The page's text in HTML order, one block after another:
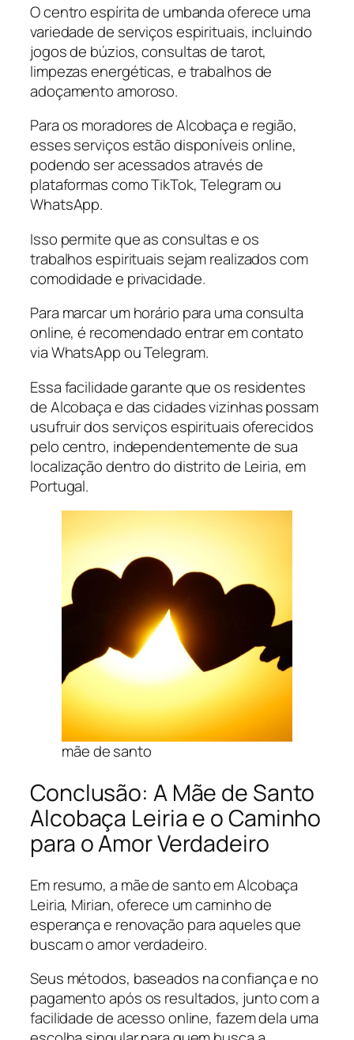
O centro espírita de umbanda oferece uma
variedade de serviços espirituais, incluindo
jogos de búzios, consultas de tarot,
limpezas energéticas, e trabalhos de
adoçamento amoroso.
Para os moradores de Alcobaça e região,
esses serviços estão disponíveis online,
podendo ser acessados através de
plataformas como TikTok, Telegram ou
WhatsApp.
Isso permite que as consultas e os
trabalhos espirituais sejam realizados com
comodidade e privacidade.
Para marcar um horário para uma consulta
online, é recomendado entrar em contato
via WhatsApp ou Telegram.
Essa facilidade garante que os residentes
de Alcobaça e das cidades vizinhas possam
usufruir dos serviços espirituais oferecidos
pelo centro, independentemente de sua
localização dentro do distrito de Leiria, em
Portugal.
mãe de santo
Conclusão: A Mãe de Santo
Alcobaça Leiria e o Caminho
para o Amor Verdadeiro
Em resumo, a mãe de santo em Alcobaça
Leiria, Mirian, oferece um caminho de
esperança e renovação para aqueles que
buscam o amor verdadeiro.
Seus métodos, baseados na confiança e no
pagamento após os resultados, junto com a
facilidade de acesso online, fazem dela uma